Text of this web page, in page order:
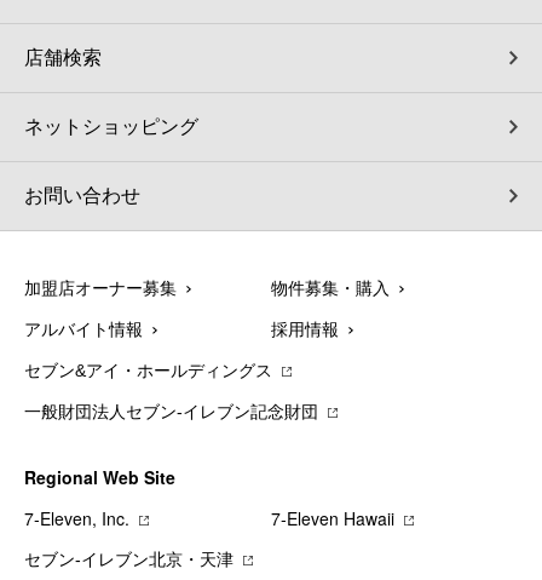
店舗検索
ネットショッピング
お問い合わせ
加盟店オーナー募集 物件募集・購入
アルバイト情報 採用情報
セブン&アイ・ホールディングス
一般財団法人セブン-イレブン記念財団
Regional Web Site
7‐Eleven, Inc.
7‐Eleven Hawaii
セブン‐イレブン北京・天津